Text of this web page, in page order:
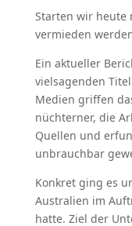
Starten wir heute
vermieden
Ein aktueller
vielsagenden
Medien griffen
nüchterner, die
Quellen und
unbrauchbar
Konkret ging es
Australien im
hatte. Ziel der